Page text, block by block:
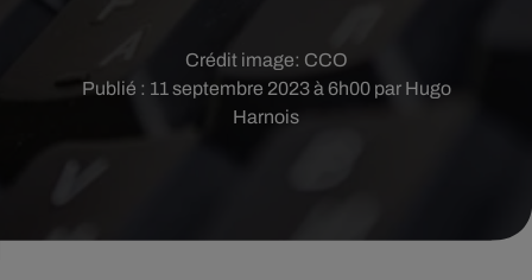
Publié : 11 septembre 2023 à 6h00 par Hugo
Harnois
Crédit image: CCO